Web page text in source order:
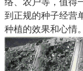
络、农户等，值得
到正规的种子经营
种植的效果和心情。